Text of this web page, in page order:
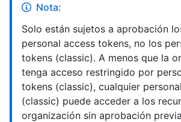
Nota:
Solo están sujetos a aprobación
personal access tokens, no los
tokens (classic). A menos que la
tenga acceso restringido por
tokens (classic), cualquier
(classic) puede acceder a los
organización sin aprobación